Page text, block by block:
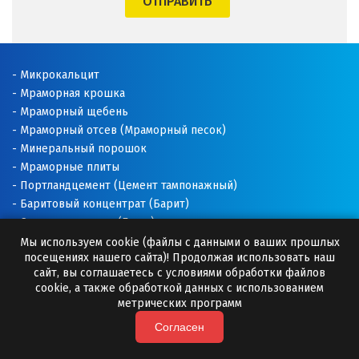
Электросталь
Ю
Югорск
Я
Ялуторовск
Ярославль
Микрокальцит
Мраморная крошка
Мраморный щебень
Мраморный отсев (Мраморный песок)
Минеральный порошок
Мраморные плиты
Портландцемент (Цемент тампонажный)
Баритовый концентрат (Барит)
Соль техническая (Галит)
Доломитовая мука
Известняковая мука
Добавки для буровых растворов
Буровые растворы
Премиксы (Минеральные добавки)
Мы используем cookie (файлы с данными о ваших прошлых
посещениях нашего сайта)! Продолжая использовать наш
сайт, вы соглашаетесь с условиями обработки файлов
cookie, а также обработкой данных с использованием
метрических программ
Согласен